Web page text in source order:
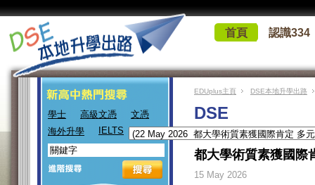
首頁 認識334
學士 高級文憑
文憑
海外升學
IELTS
EDUplus主頁 DSE本地升學出路
DSE
都大學術質素獲國際
15 May 2026